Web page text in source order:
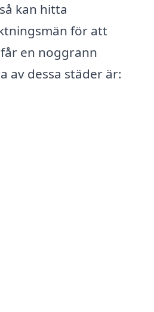
kan hitta
för att
en noggrann
av dessa städer är: